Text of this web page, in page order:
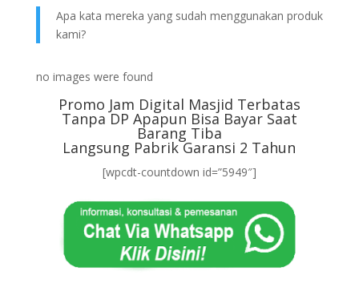
Apa kata mereka yang sudah menggunakan produk
kami?
no images were found
Promo Jam Digital Masjid Terbatas
Tanpa DP Apapun Bisa Bayar Saat
Barang Tiba
Langsung Pabrik Garansi 2 Tahun
[wpcdt-countdown id=”5949″]